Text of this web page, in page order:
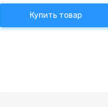
Купить товар